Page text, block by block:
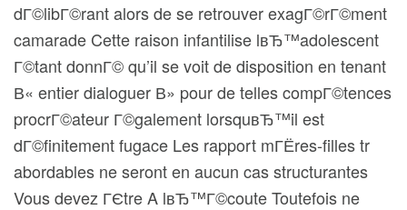
dГ©libГ©rant alors de se retrouver exagГ©rГ©ment
camarade Cette raison infantilise lвЂ™adolescent
Г©tant donnГ© qu’il se voit de disposition en tenant
В« entier dialoguer В» pour de telles compГ©tences
procrГ©ateur Г©galement lorsquвЂ™il est
dГ©finitement fugace Les rapport mГЁres-filles tr
abordables ne seront en aucun cas structurantes
Vous devez ГЄtre A lвЂ™Г©coute Toutefois ne